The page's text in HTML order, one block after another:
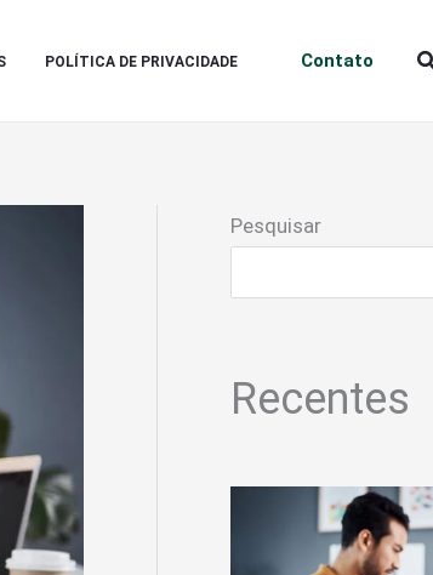
POLÍTICA DE PRIVACIDADE Contato
Pesquisar
Recentes